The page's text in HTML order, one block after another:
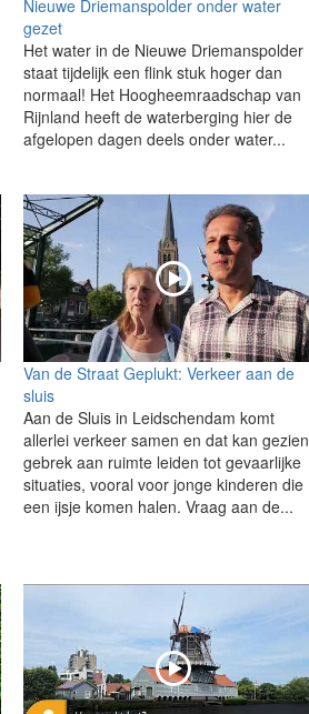
Nieuwe Driemanspolder onder water
gezet
Het water in de Nieuwe Driemanspolder
staat tijdelijk een flink stuk hoger dan
normaal! Het Hoogheemraadschap van
Rijnland heeft de waterberging hier de
afgelopen dagen deels onder water...
Van de Straat Geplukt: Verkeer aan de
sluis
Aan de Sluis in Leidschendam komt
allerlei verkeer samen en dat kan gezien
gebrek aan ruimte leiden tot gevaarlijke
situaties, vooral voor jonge kinderen die
een ijsje komen halen. Vraag aan de...